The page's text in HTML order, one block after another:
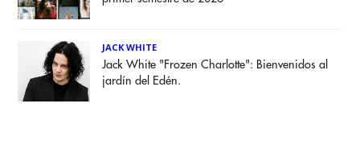
JACK WHITE
Jack White "Frozen Charlotte": Bienvenidos al
jardín del Edén.